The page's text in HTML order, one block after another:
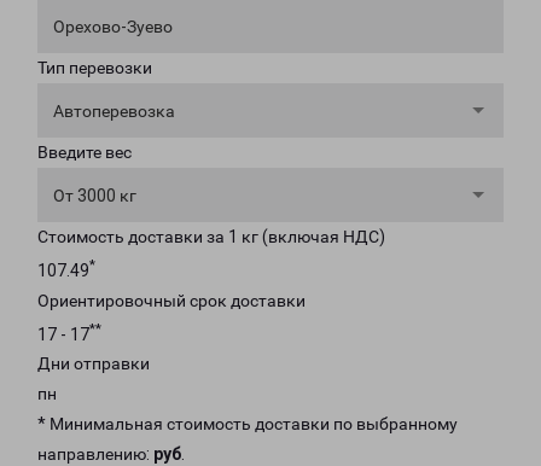
Орехово-Зуево
Тип перевозки
Автоперевозка
Введите вес
От 3000 кг
Стоимость доставки за 1 кг (включая НДС)
107.49*
Ориентировочный срок доставки
17 - 17**
Дни отправки
пн
* Минимальная стоимость доставки по выбранному
направлению: руб.